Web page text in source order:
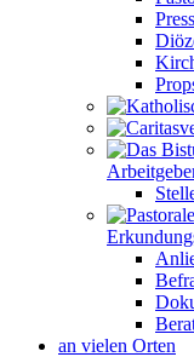
an vielen Orten